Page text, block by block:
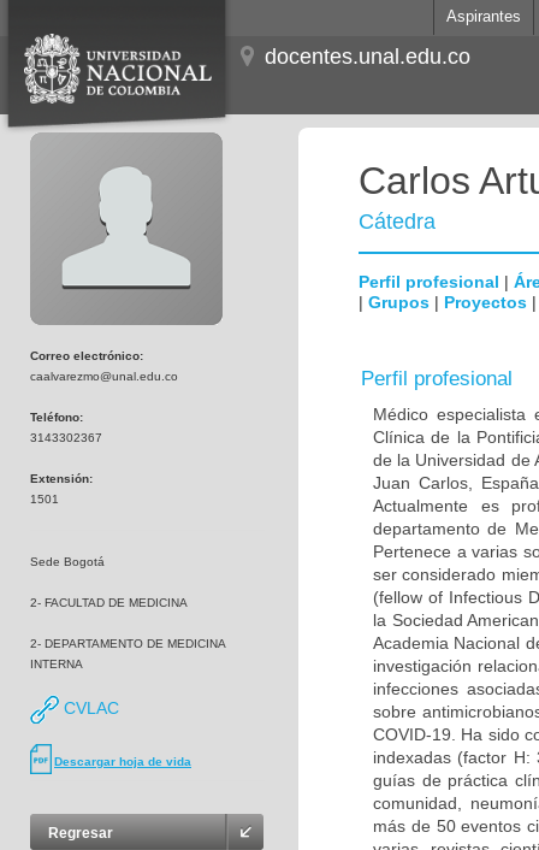
Aspirantes
docentes.unal.edu.co
Correo electrónico:
caalvarezmo@unal.edu.co
Teléfono:
3143302367
Extensión:
1501
Sede Bogotá
2- FACULTAD DE MEDICINA
2- DEPARTAMENTO DE MEDICINA
INTERNA
CVLAC
Descargar hoja de vida
Regresar
Carlos
Cátedra
Perfil profesional |
| Grupos | Proyectos
Perfil profesional
Médico especialista
Clínica de la
de la Universidad de
Juan Carlos,
Actualmente es
departamento de
Pertenece a varias
ser considerado
(fellow of Infectious
la Sociedad
Academia Nacional
investigación
infecciones
sobre
COVID-19. Ha sido
indexadas (factor
guías de práctica
comunidad,
más de 50 eventos